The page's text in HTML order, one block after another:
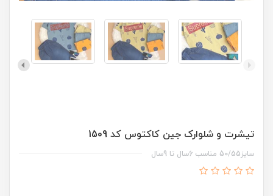
تیشرت و شلوارک جین کاکتوس کد 1509
سایز50/55 مناسب 6سال تا 9سال